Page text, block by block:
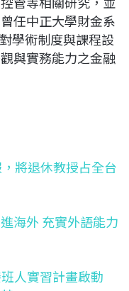
任中正大學財金系
學術制度與課程設
與實務能力之金融
將退休教授占全台
海外 充實外語能力
人實習計畫啟動